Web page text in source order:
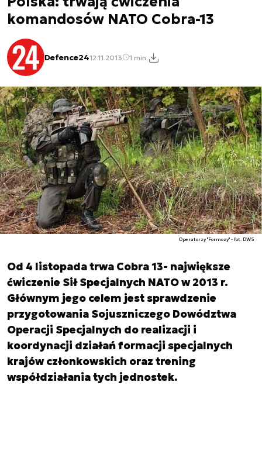
komandosów NATO Cobra-13
Defence2412.11.2013 1 min.
Operatorzy "Formozy" - fot. DWS
Od 4 listopada trwa Cobra 13- największe
ćwiczenie Sił Specjalnych NATO w 2013 r.
Głównym jego celem jest sprawdzenie
przygotowania Sojuszniczego Dowództwa
Operacji Specjalnych do realizacji i
koordynacji działań formacji specjalnych
krajów członkowskich oraz trening
współdziałania tych jednostek.